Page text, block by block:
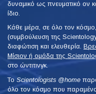
δυναμικό ως πνευματικό ον
ίδιο.
Κάθε μέρα, σε όλο τον
(συμβούλευση της
διαφώτιση και ελευθερία.
Μίσιον ή ομάδα της
στο ώντιτινγκ.
To Scientologists @home
όλο τον κόσμο που